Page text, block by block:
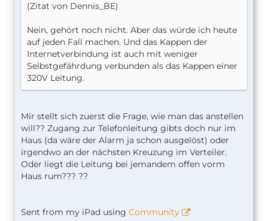
(Zitat von Dennis_BE)
Nein, gehört noch nicht. Aber das würde ich heute
auf jeden Fall machen. Und das Kappen der
Internetverbindung ist auch mit weniger
Selbstgefährdung verbunden als das Kappen einer
320V Leitung.
Mir stellt sich zuerst die Frage, wie man das anstellen
will?? Zugang zur Telefonleitung gibts doch nur im
Haus (da wäre der Alarm ja schon ausgelöst) oder
irgendwo an der nächsten Kreuzung im Verteiler.
Oder liegt die Leitung bei jemandem offen vorm
Haus rum??? ??
Sent from my iPad using Community